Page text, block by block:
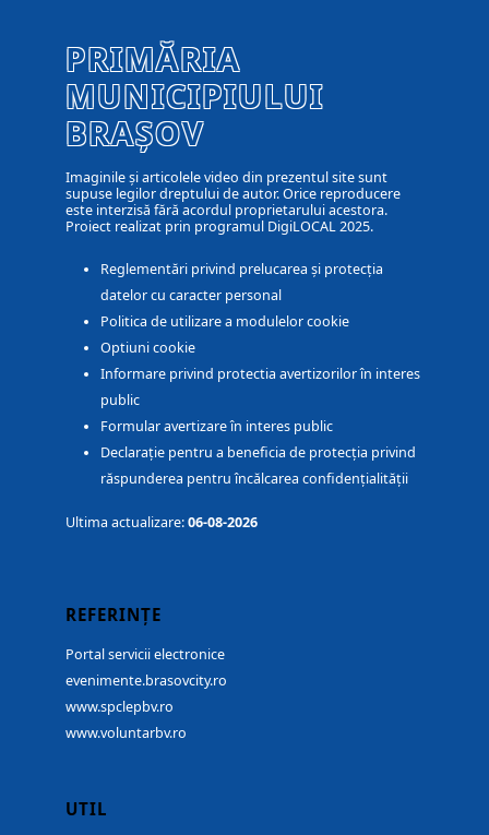
PRIMĂRIA
MUNICIPIULUI
BRAȘOV
Imaginile și articolele video din prezentul site sunt
supuse legilor dreptului de autor. Orice reproducere
este interzisă fără acordul proprietarului acestora.
Proiect realizat prin programul DigiLOCAL 2025.
Reglementări privind prelucarea și protecția
datelor cu caracter personal
Politica de utilizare a modulelor cookie
Optiuni cookie
Informare privind protectia avertizorilor în interes
public
Formular avertizare în interes public
Declarație pentru a beneficia de protecția privind
răspunderea pentru încălcarea confidențialității
Ultima actualizare:06-08-2026
REFERINȚE
Portal servicii electronice
evenimente.brasovcity.ro
www.spclepbv.ro
www.voluntarbv.ro
UTIL